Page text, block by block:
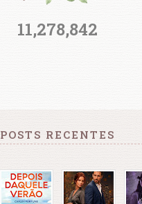
11,278,842
POSTS RECENTES